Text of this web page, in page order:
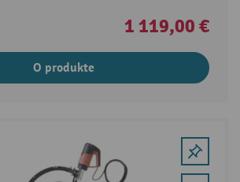
1 119,00 €
O produkte